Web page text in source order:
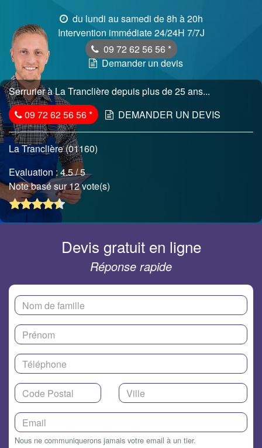
du lundi au samedi de 8h à 20h
Intervention immédiate 24/24H 7/7J
09 72 62 56 56 *
Demander un devis
Serrurier à La Tranclière depuis plus de 25 ans...
09 72 62 56 56* DEMANDER UN DEVIS
La Tranclière (01160)
Evaluation :4.5/ 5
Note basé sur 12 vote(s)
Devis gratuit en ligne
Réponse rapide
Nous ne communiquerons jamais votre email à un tier.